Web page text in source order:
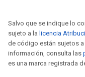
Salvo que se indique lo
sujeto a la licencia
de código están sujetos a
información, consulta las
es una marca registrada